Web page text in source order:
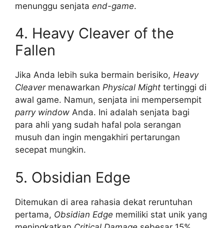
menunggu senjata end-game.
4. Heavy Cleaver of the
Fallen
Jika Anda lebih suka bermain berisiko, Heavy
Cleavermenawarkan Physical Might tertinggi di
awal game. Namun, senjata ini mempersempit
parry window Anda. Ini adalah senjata bagi
para ahli yang sudah hafal pola serangan
musuh dan ingin mengakhiri pertarungan
secepat mungkin.
5. Obsidian Edge
Ditemukan di area rahasia dekat reruntuhan
pertama, Obsidian Edge memiliki stat unik yang